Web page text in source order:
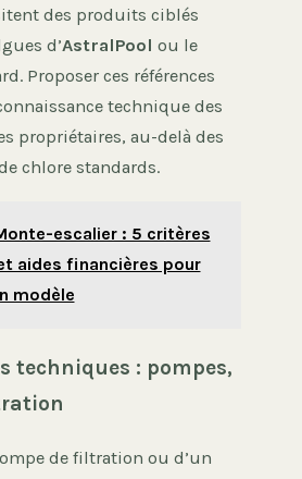
des produits ciblés
d’AstralPool ou le
Proposer ces références
technique des
propriétaires, au-delà des
chlore standards.
escalier : 5 critères
aides financières pour
modèle
techniques : pompes,
de filtration ou d’un